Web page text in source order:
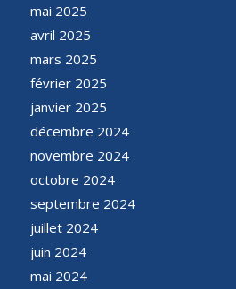
mai 2025
avril 2025
mars 2025
février 2025
janvier 2025
décembre 2024
novembre 2024
octobre 2024
septembre 2024
juillet 2024
juin 2024
mai 2024